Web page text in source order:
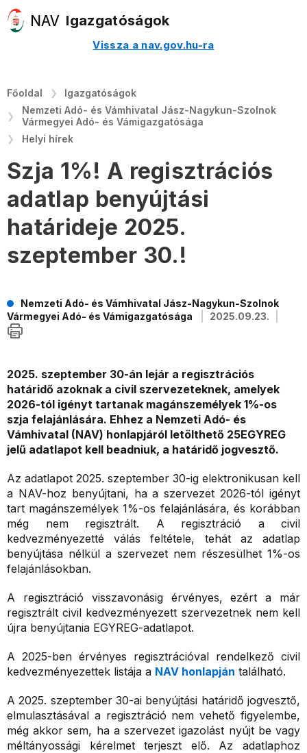
Igazgatóságok
Vissza a nav.gov.hu-ra
Főoldal
Igazgatóságok
Nemzeti Adó- és Vámhivatal Jász-Nagykun-Szolnok
Vármegyei Adó- és Vámigazgatósága
Helyi hírek
Szja 1%! A regisztrációs
adatlap benyújtási
határideje 2025.
szeptember 30.!
Nemzeti Adó- és Vámhivatal Jász-Nagykun-Szolnok
Vármegyei Adó- és Vámigazgatósága
2025.09.23.
2025. szeptember 30-án lejár a regisztrációs
határidő azoknak a civil szervezeteknek, amelyek
2026-tól igényt tartanak magánszemélyek 1%-os
szja felajánlására. Ehhez a Nemzeti Adó- és
Vámhivatal (NAV) honlapjáról letölthető 25EGYREG
jelű adatlapot kell beadniuk, a határidő jogvesztő.
Az adatlapot 2025. szeptember 30-ig elektronikusan kell
a NAV-hoz benyújtani, ha a szervezet 2026-tól igényt
tart magánszemélyek 1%-os felajánlására, és korábban
még nem regisztrált. A regisztráció a civil
kedvezményezetté válás feltétele, tehát az adatlap
benyújtása nélkül a szervezet nem részesülhet 1%-os
felajánlásokban.
A regisztráció visszavonásig érvényes, ezért a már
regisztrált civil kedvezményezett szervezetnek nem kell
újra benyújtania EGYREG-adatlapot.
A 2025-ben érvényes regisztrációval rendelkező civil
kedvezményezettek listája a NAV honlapján található.
A 2025. szeptember 30-ai benyújtási határidő jogvesztő,
elmulasztásával a regisztráció nem vehető figyelembe,
még akkor sem, ha a szervezet igazolást nyújt be vagy
méltányossági kérelmet terjeszt elő. Az adatlaphoz